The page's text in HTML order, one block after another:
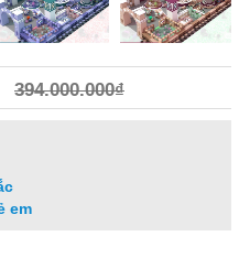
394.000.000₫
em